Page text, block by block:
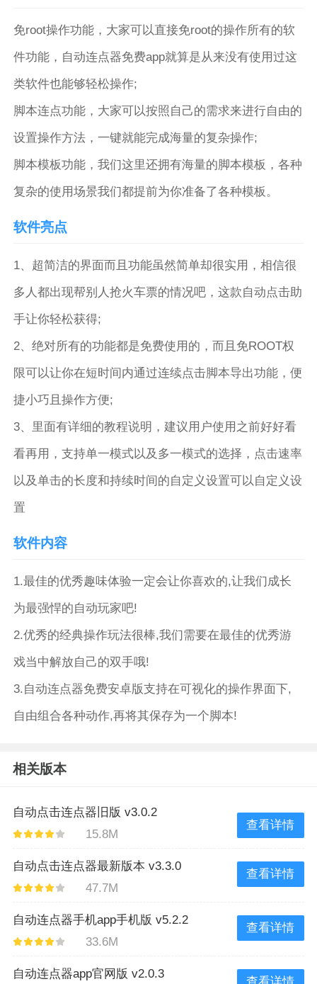
免root操作功能，大家可以直接免root的操作所有的软
件功能，自动连点器免费app就算是从来没有使用过这
类软件也能够轻松操作;
脚本连点功能，大家可以按照自己的需求来进行自由的
设置操作方法，一键就能完成海量的复杂操作;
脚本模板功能，我们这里还拥有海量的脚本模板，各种
复杂的使用场景我们都提前为你准备了各种模板。
软件亮点
1、超简洁的界面而且功能虽然简单却很实用，相信很
多人都出现帮别人抢火车票的情况吧，这款自动点击助
手让你轻松获得;
2、绝对所有的功能都是免费使用的，而且免ROOT权
限可以让你在短时间内通过连续点击脚本导出功能，便
捷小巧且操作方便;
3、里面有详细的教程说明，建议用户使用之前好好看
看再用，支持单一模式以及多一模式的选择，点击速率
以及单击的长度和持续时间的自定义设置可以自定义设
置
软件内容
1.最佳的优秀趣味体验一定会让你喜欢的,让我们成长
为最强悍的自动玩家吧!
2.优秀的经典操作玩法很棒,我们需要在最佳的优秀游
戏当中解放自己的双手哦!
3.自动连点器免费安卓版支持在可视化的操作界面下,
自由组合各种动作,再将其保存为一个脚本!
相关版本
自动点击连点器旧版 v3.0.2
15.8M
查看详情
自动点击连点器最新版本 v3.3.0
47.7M
查看详情
自动连点器手机app手机版 v5.2.2
33.6M
查看详情
自动连点器app官网版 v2.0.3